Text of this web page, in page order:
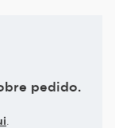
pedido.